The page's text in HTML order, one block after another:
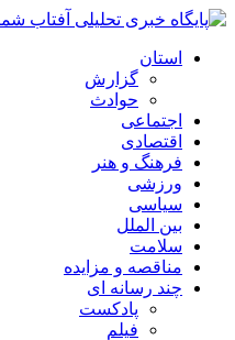
استان
گزارش
حوادث
اجتماعی
اقتصادی
فرهنگ و هنر
ورزشی
سیاسی
بین الملل
سلامت
مناقصه و مزایده
چند رسانه ای
پادکست
فیلم